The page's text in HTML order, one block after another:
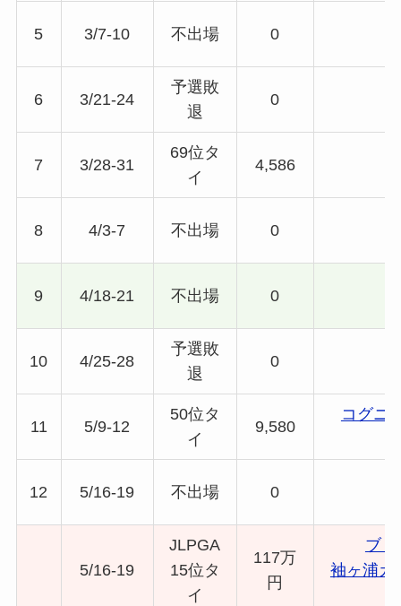
5 3/7-10 不出場 0
6 3/21-24
予選敗
退
0
7 3/28-31
69位タ
イ
4,586
8 4/3-7 不出場 0
9 4/18-21 不出場 0
10 4/25-28
予選敗
退
0
11 5/9-12
50位タ
イ
9,580
コグニ
12 5/16-19 不出場 0
5/16-19
JLPGA
15位タ
イ
117万
円
ブ
袖ヶ浦カ